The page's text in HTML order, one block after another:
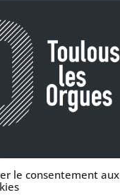
le consentement aux